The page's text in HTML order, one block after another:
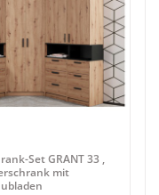
Set GRANT 33 ,
mit